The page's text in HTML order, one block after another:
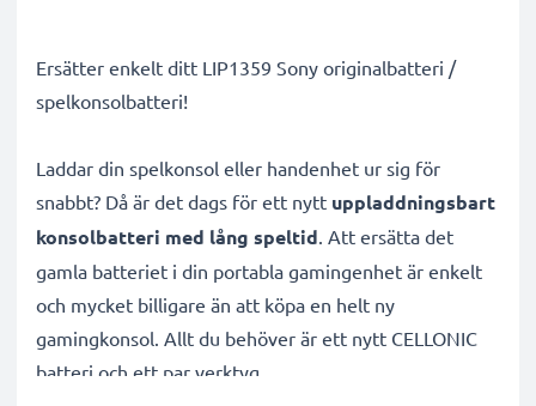
Ersätter enkelt ditt LIP1359 Sony originalbatteri /
spelkonsolbatteri!
Laddar din spelkonsol eller handenhet ur sig för
snabbt? Då är det dags för ett nytt uppladdningsbart
konsolbatteri med lång speltid. Att ersätta det
gamla batteriet i din portabla gamingenhet är enkelt
och mycket billigare än att köpa en helt ny
gamingkonsol. Allt du behöver är ett nytt CELLONIC
batteri och ett par verktyg.